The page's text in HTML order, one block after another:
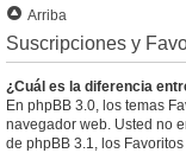
Arriba
Suscripciones y
¿Cuál es la diferencia
En phpBB 3.0, los temas
navegador web. Usted no
de phpBB 3.1, los